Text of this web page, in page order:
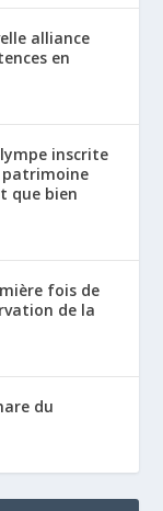
alliance
en
inscrite
patrimoine
que bien
fois de
de la
du